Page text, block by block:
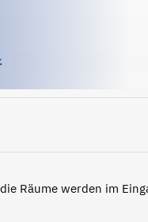
.
Räume werden im